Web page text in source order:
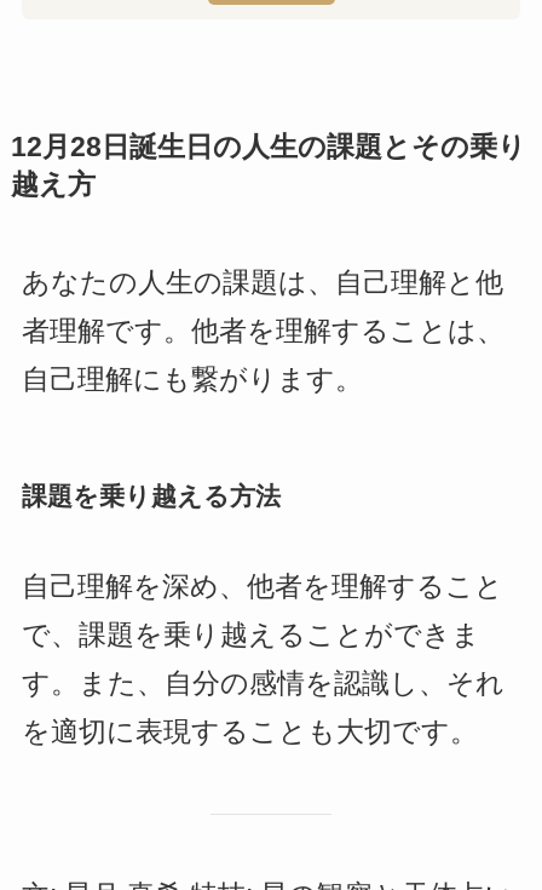
12月28日誕生日の人生の課題とその乗り
越え方
あなたの人生の課題は、自己理解と他
者理解です。他者を理解することは、
自己理解にも繋がります。
課題を乗り越える方法
自己理解を深め、他者を理解すること
で、課題を乗り越えることができま
す。また、自分の感情を認識し、それ
を適切に表現することも大切です。